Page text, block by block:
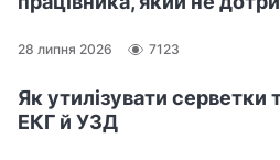
28 липня 2026 7123
Як утилізувати серветки
ЕКГ й УЗД